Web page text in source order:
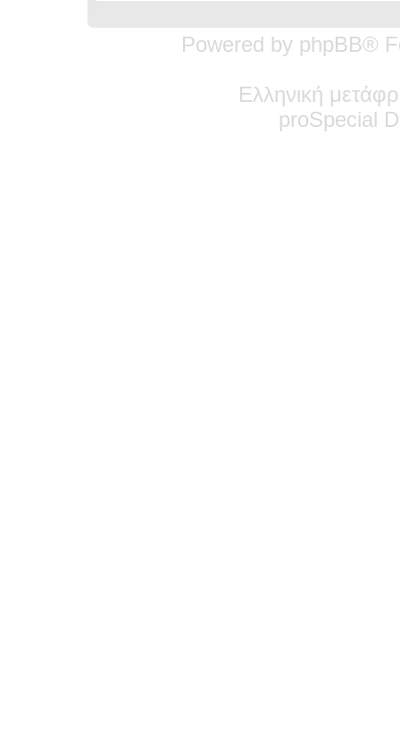
Powered by phpBB®
Ελληνική
proSpecial